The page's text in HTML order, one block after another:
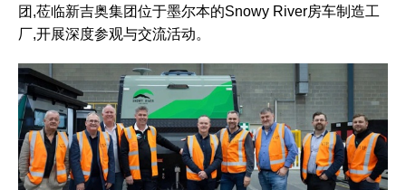
团,莅临新吉奥集团位于墨尔本的Snowy River房车制造工
厂,开展深度参观与交流活动。